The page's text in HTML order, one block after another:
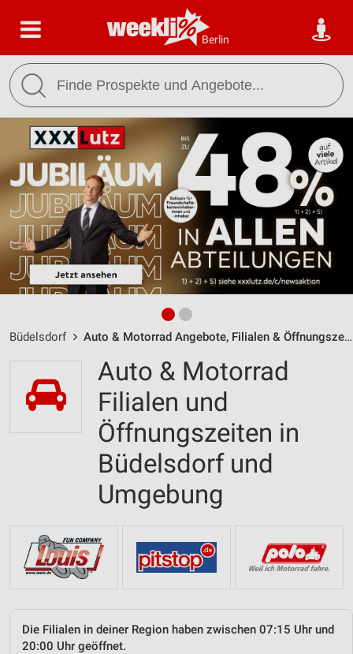
Berlin
Büdelsdorf Auto & Motorrad Angebote, Filialen & Öffnungszeiten
Auto & Motorrad
Filialen und
Öffnungszeiten in
Büdelsdorf und
Umgebung
Die Filialen in deiner Region haben zwischen 07:15 Uhr und
20:00 Uhr geöffnet.